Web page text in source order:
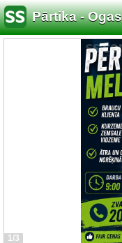
Pārtika - Ogas
1/3